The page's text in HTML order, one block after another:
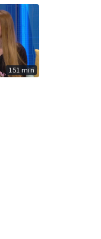
151 min